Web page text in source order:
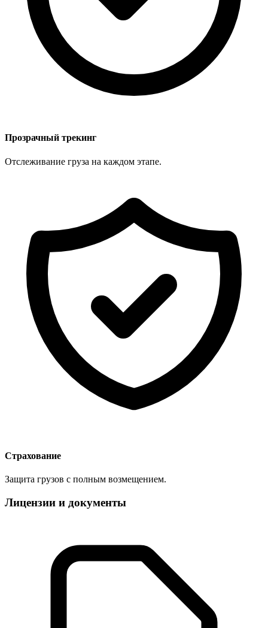
Прозрачный трекинг
Отслеживание груза на каждом этапе.
Страхование
Защита грузов с полным возмещением.
Лицензии и документы